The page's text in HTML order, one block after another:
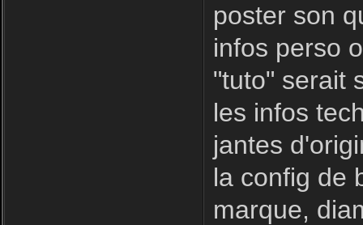
poster son
infos perso
"tuto" serait
les infos
jantes
la config de
marque,